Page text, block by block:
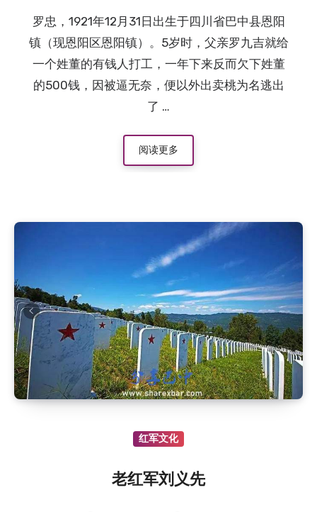
罗忠，1921年12月31日出生于四川省巴中县恩阳
镇（现恩阳区恩阳镇）。5岁时，父亲罗九吉就给
一个姓董的有钱人打工，一年下来反而欠下姓董
的500钱，因被逼无奈，便以外出卖桃为名逃出
了 …
阅读更多
红军文化
老红军刘义先